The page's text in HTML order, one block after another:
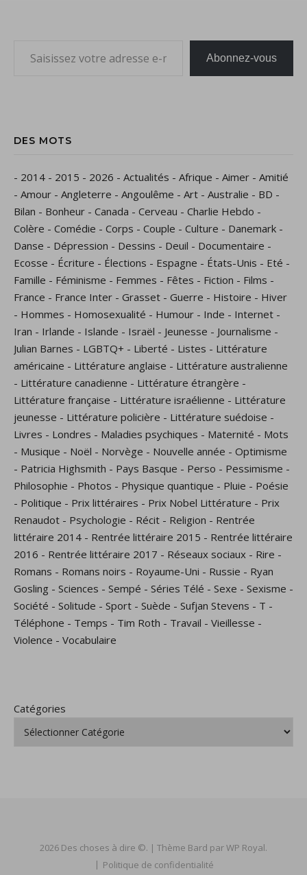
Abonnez-vous
DES MOTS
- 2014 - 2015 - 2026 - Actualités - Afrique - Aimer - Amitié
- Amour - Angleterre - Angoulême - Art - Australie - BD -
Bilan - Bonheur - Canada - Cerveau - Charlie Hebdo -
Colère - Comédie - Corps - Couple - Culture - Danemark -
Danse - Dépression - Dessins - Deuil - Documentaire -
Ecosse - Écriture - Élections - Espagne - États-Unis - Eté -
Famille - Féminisme - Femmes - Fêtes - Fiction - Films -
France - France Inter - Grasset - Guerre - Histoire - Hiver
- Hommes - Homosexualité - Humour - Inde - Internet -
Iran - Irlande - Islande - Israël - Jeunesse - Journalisme -
Julian Barnes - LGBTQ+ - Liberté - Listes - Littérature
américaine - Littérature anglaise - Littérature australienne
- Littérature canadienne - Littérature étrangère -
Littérature française - Littérature israélienne - Littérature
jeunesse - Littérature policière - Littérature suédoise -
Livres - Londres - Maladies psychiques - Maternité - Mots
- Musique - Noël - Norvège - Nouvelle année - Optimisme
- Patricia Highsmith - Pays Basque - Perso - Pessimisme -
Philosophie - Photos - Physique quantique - Pluie - Poésie
- Politique - Prix littéraires - Prix Nobel Littérature - Prix
Renaudot - Psychologie - Récit - Religion - Rentrée
littéraire 2014 - Rentrée littéraire 2015 - Rentrée littéraire
2016 - Rentrée littéraire 2017 - Réseaux sociaux - Rire -
Romans - Romans noirs - Royaume-Uni - Russie - Ryan
Gosling - Sciences - Sempé - Séries Télé - Sexe - Sexisme -
Société - Solitude - Sport - Suède - Sufjan Stevens - T -
Téléphone - Temps - Tim Roth - Travail - Vieillesse -
Violence - Vocabulaire
Catégories
2026 Des choses à dire ©. | Thème Bard parWP Royal.
Politique de confidentialité